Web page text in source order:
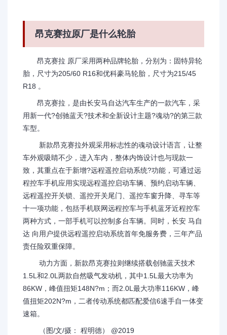
昂克赛拉原厂是什么轮胎
昂克赛拉 原厂采用两种品牌轮胎，分别为：固特异轮
胎，尺寸为205/60 R16和优科豪马轮胎，尺寸为215/45
R18 。
昂克赛拉，是由长安马自达汽车生产的一款汽车，采
用新一代?创驰蓝天?技术和全新设计主题?魂动?的第三款
车型。
新款昂克赛拉外观采用标志性的魂动设计语言，让整
车外观吸睛不少，进入车内，整体内饰设计也与现款一
致，其重点在于新增?远程遥控启动系统?功能，可通过远
程控车手机应用实现远程遥控启动车辆、预约启动车辆、
远程遥控开关锁、遥控开关尾门、遥控车窗升降、寻车等
十一项功能，包括手机联网远程控车与手机蓝牙近程控车
两种方式，一部手机可以控制多台车辆。同时，长安 马自
达 向用户提供远程遥控启动系统首年免服务费，三年产品
责任险双重保障。
动力方面，新款昂克赛拉则继续搭载创驰蓝天技术
1.5L和2.0L两款自然吸气发动机，其中1.5L最大功率为
86KW，峰值扭矩148N?m；而2.0L最大功率116KW，峰
值扭矩202N?m，二者传动系统都匹配爱信6速手自一体变
速箱。
（图/文/摄： 程明德） @2019